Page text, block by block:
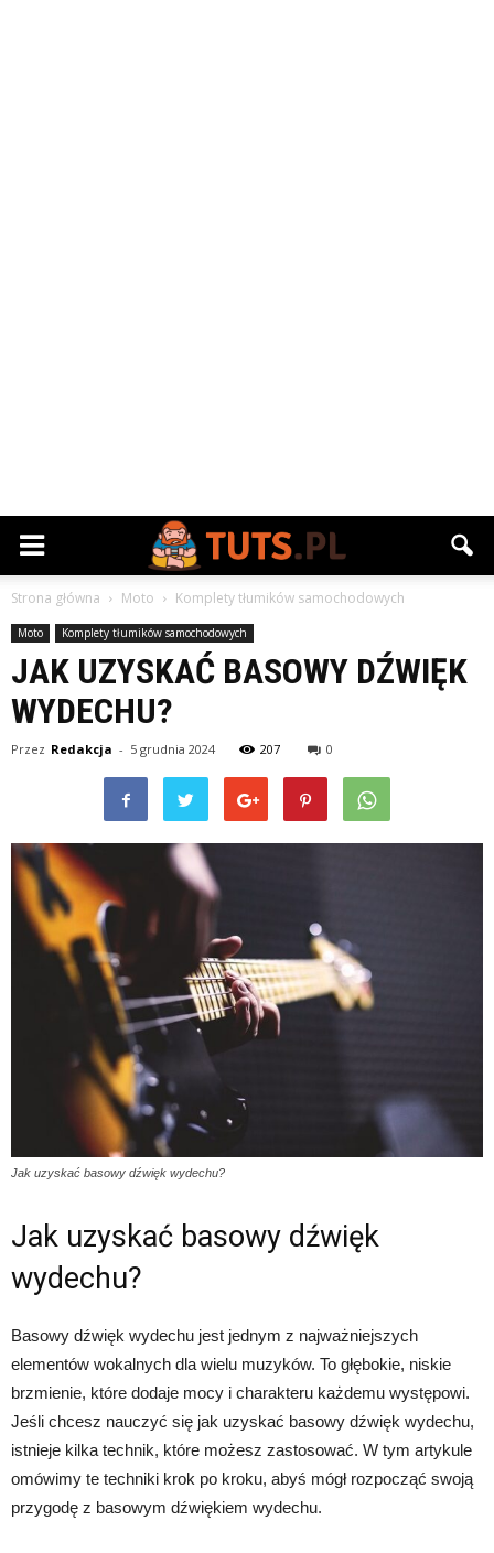
Strona główna Moto Komplety tłumików samochodowych
Moto Komplety tłumików samochodowych
JAK UZYSKAĆ BASOWY DŹWIĘK
WYDECHU?
Przez Redakcja - 5 grudnia 2024 207 0
Jak uzyskać basowy dźwięk wydechu?
Jak uzyskać basowy dźwięk
wydechu?
Basowy dźwięk wydechu jest jednym z najważniejszych
elementów wokalnych dla wielu muzyków. To głębokie, niskie
brzmienie, które dodaje mocy i charakteru każdemu występowi.
Jeśli chcesz nauczyć się jak uzyskać basowy dźwięk wydechu,
istnieje kilka technik, które możesz zastosować. W tym artykule
omówimy te techniki krok po kroku, abyś mógł rozpocząć swoją
przygodę z basowym dźwiękiem wydechu.